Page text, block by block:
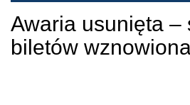
Awaria usunięta –
biletów